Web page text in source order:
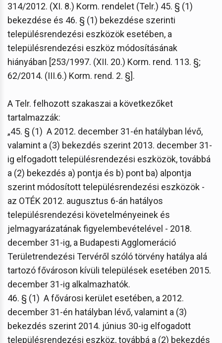
314/2012. (XI. 8.) Korm. rendelet (Telr.) 45. § (1)
bekezdése és 46. § (1) bekezdése szerinti
településrendezési eszközök esetében, a
településrendezési eszköz módosításának
hiányában [253/1997. (XII. 20.) Korm. rend. 113. §;
62/2014. (III.6.) Korm. rend. 2. §].
A Telr. felhozott szakaszai a következőket
tartalmazzák:
„45. § (1) A 2012. december 31-én hatályban lévő,
valamint a (3) bekezdés szerint 2013. december 31-
ig elfogadott településrendezési eszközök, továbbá
a (2) bekezdés a) pontja és b) pont ba) alpontja
szerint módosított településrendezési eszközök -
az OTÉK 2012. augusztus 6-án hatályos
településrendezési követelményeinek és
jelmagyarázatának figyelembevételével - 2018.
december 31-ig, a Budapesti Agglomeráció
Területrendezési Tervéről szóló törvény hatálya alá
tartozó fővároson kívüli települések esetében 2015.
december 31-ig alkalmazhatók.
46. § (1) A fővárosi kerület esetében, a 2012.
december 31-én hatályban lévő, valamint a (3)
bekezdés szerint 2014. június 30-ig elfogadott
településrendezési eszköz, továbbá a (2) bekezdés